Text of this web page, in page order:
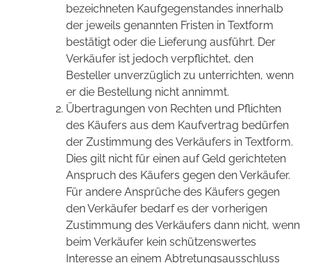
bezeichneten Kaufgegenstandes innerhalb
der jeweils genannten Fristen in Textform
bestätigt oder die Lieferung ausführt. Der
Verkäufer ist jedoch verpflichtet, den
Besteller unverzüglich zu unterrichten, wenn
er die Bestellung nicht annimmt.
Übertragungen von Rechten und Pflichten
des Käufers aus dem Kaufvertrag bedürfen
der Zustimmung des Verkäufers in Textform.
Dies gilt nicht für einen auf Geld gerichteten
Anspruch des Käufers gegen den Verkäufer.
Für andere Ansprüche des Käufers gegen
den Verkäufer bedarf es der vorherigen
Zustimmung des Verkäufers dann nicht, wenn
beim Verkäufer kein schützenswertes
Interesse an einem Abtretungsausschluss